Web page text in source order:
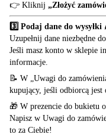
👉 Kliknij „Złożyć
3️⃣ Podaj dane do
Uzupełnij dane niezbędne
Jeśli masz konto w sklepie
informacje.
📝 W „Uwagi do
kupujący, jeśli odbiorcą jest
🎁 W prezencie do bukietu
Napisz w Uwagi do
to za Ciebie!